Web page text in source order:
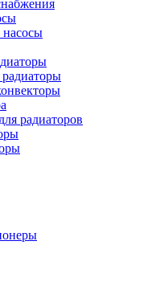
радиаторов